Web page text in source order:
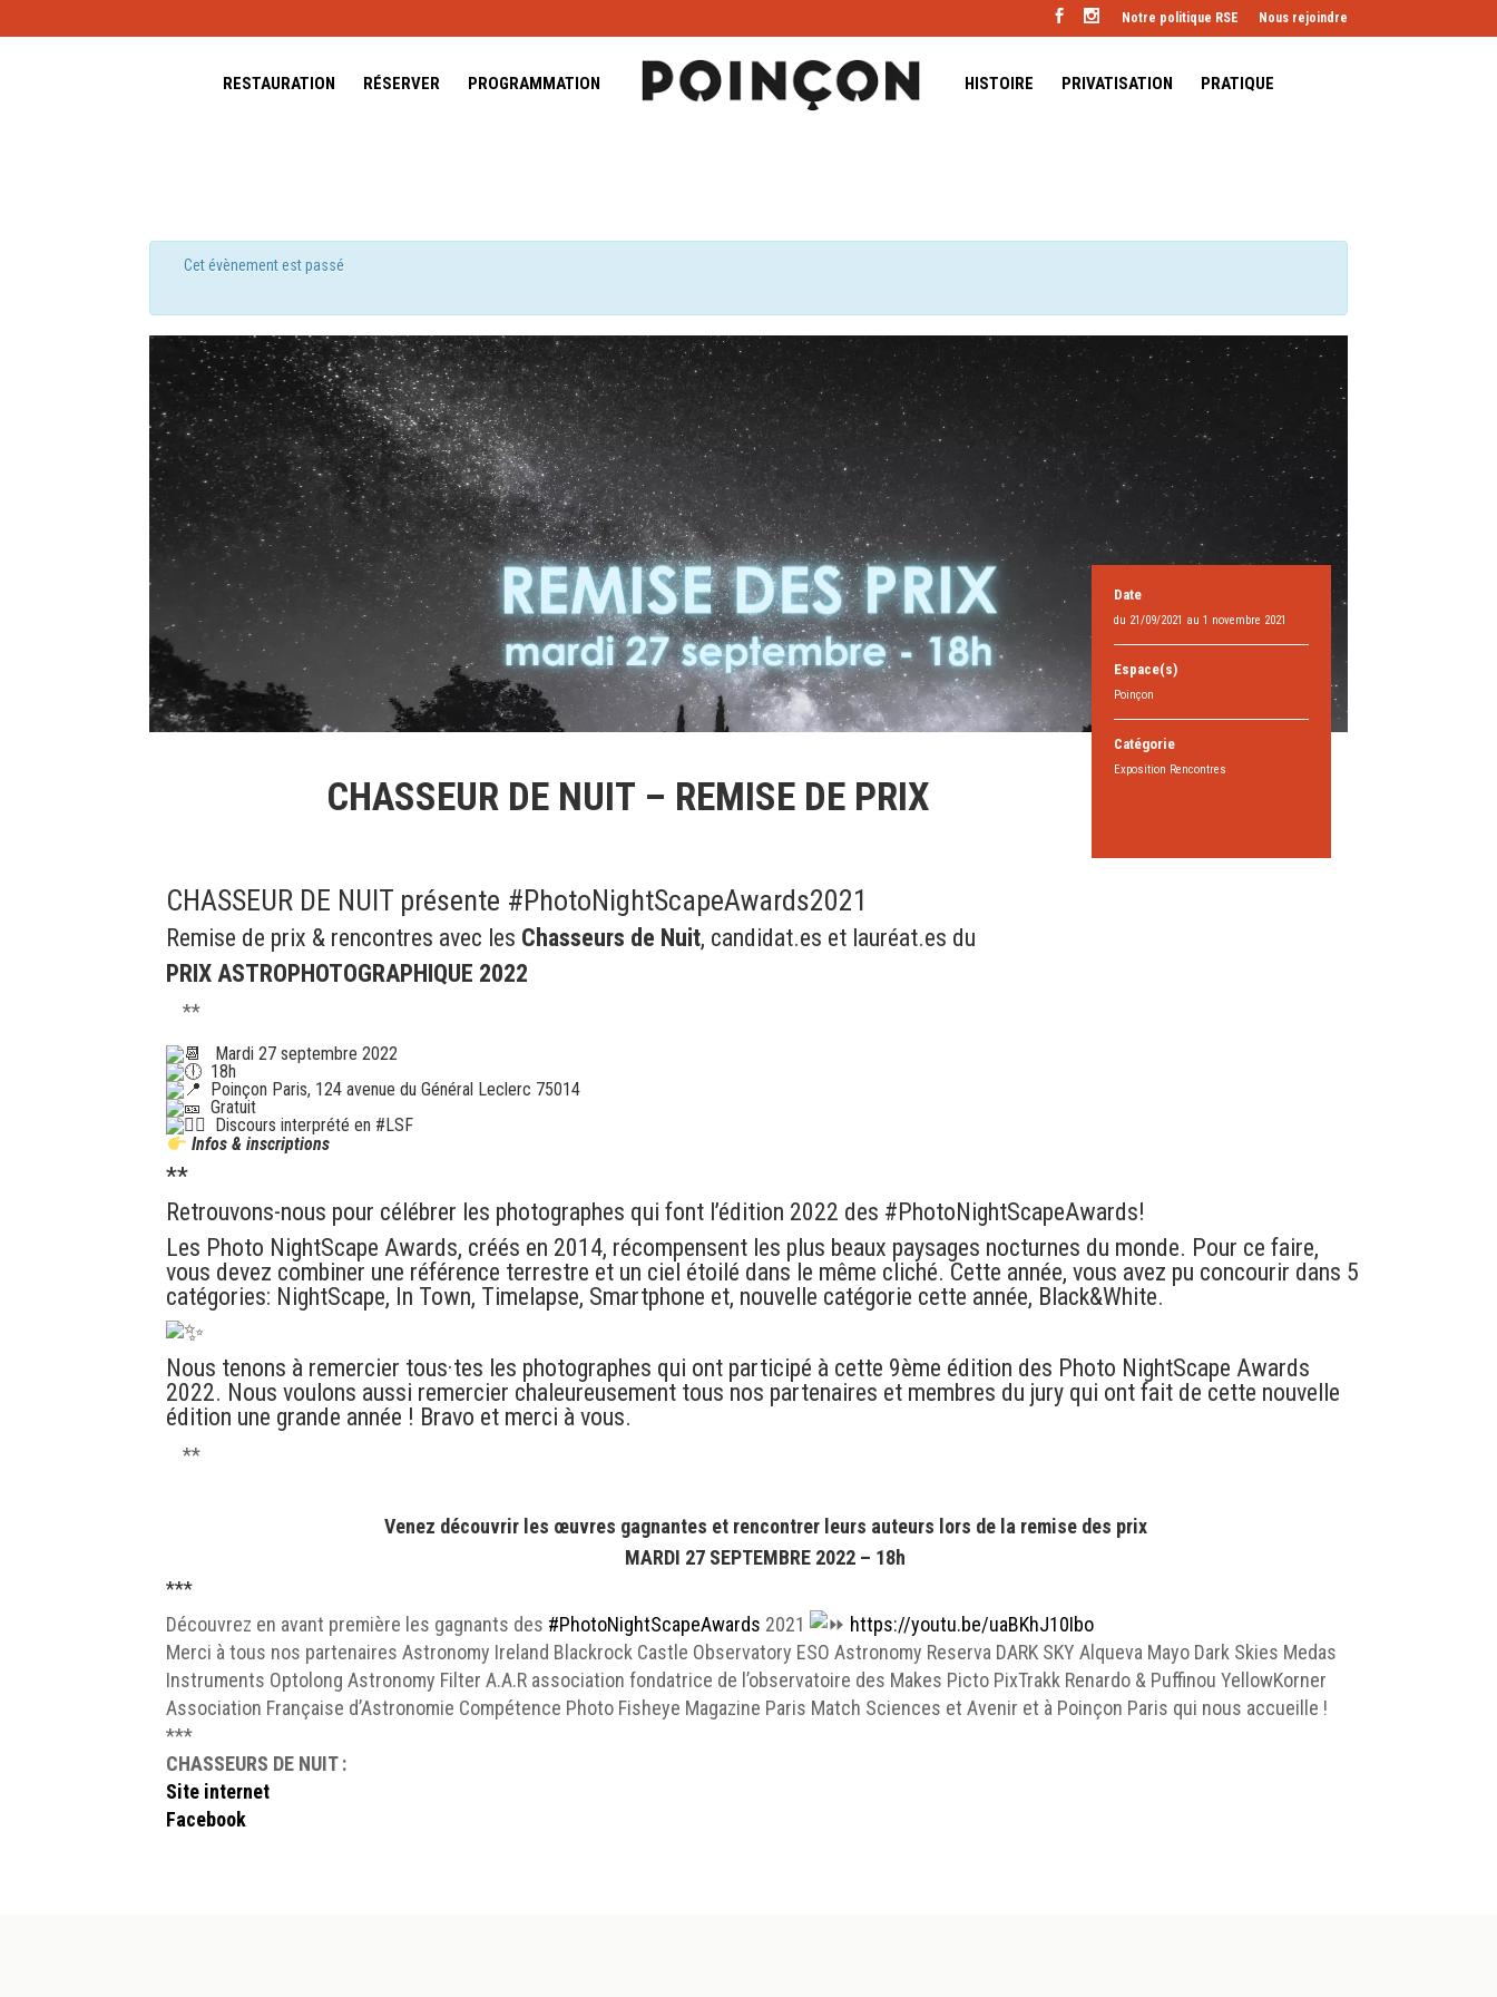
Notre politique RSE Nous rejoindre
RESTAURATION RÉSERVER PROGRAMMATION HISTOIRE PRIVATISATION PRATIQUE
Cet évènement est passé
CHASSEUR DE NUIT – REMISE DE PRIX
Date
du 21/09/2021 au 1 novembre 2021
Espace(s)
Poinçon
Catégorie
Exposition Rencontres
CHASSEUR DE NUIT présente #PhotoNightScapeAwards2021
Remise de prix & rencontres avec les Chasseurs de Nuit, candidat.es et lauréat.es du
PRIX ASTROPHOTOGRAPHIQUE 2022
**
Mardi 27 septembre 2022
18h
Poinçon Paris, 124 avenue du Général Leclerc 75014
Gratuit
Discours interprété en #LSF
Infos & inscriptions
**
Retrouvons-nous pour célébrer les photographes qui font l’édition 2022 des #PhotoNightScapeAwards!
Les Photo NightScape Awards, créés en 2014, récompensent les plus beaux paysages nocturnes du monde. Pour ce faire,
vous devez combiner une référence terrestre et un ciel étoilé dans le même cliché. Cette année, vous avez pu concourir dans 5
catégories: NightScape, In Town, Timelapse, Smartphone et, nouvelle catégorie cette année, Black&White.
Nous tenons à remercier tous·tes les photographes qui ont participé à cette 9ème édition des Photo NightScape Awards
2022. Nous voulons aussi remercier chaleureusement tous nos partenaires et membres du jury qui ont fait de cette nouvelle
édition une grande année ! Bravo et merci à vous.
**
Venez découvrir les œuvres gagnantes et rencontrer leurs auteurs lors de la remise des prix
MARDI 27 SEPTEMBRE 2022 – 18h
***
Découvrez en avant première les gagnants des #PhotoNightScapeAwards 2021
https://youtu.be/uaBKhJ10Ibo
Merci à tous nos partenaires Astronomy Ireland Blackrock Castle Observatory ESO Astronomy Reserva DARK SKY Alqueva Mayo Dark Skies Medas
Instruments Optolong Astronomy Filter A.A.R association fondatrice de l’observatoire des Makes Picto PixTrakk Renardo & Puffinou YellowKorner
Association Française d’Astronomie Compétence Photo Fisheye Magazine Paris Match Sciences et Avenir et à Poinçon Paris qui nous accueille !
***
CHASSEURS DE NUIT :
Site internet
Facebook